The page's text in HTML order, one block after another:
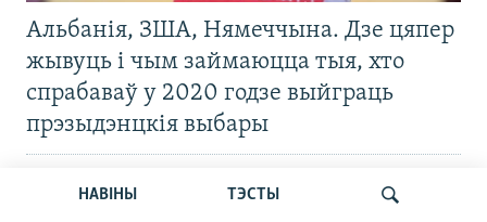
НАВІНЫ ТЭСТЫ
Альбанія, ЗША, Нямеччына. Дзе цяпер
жывуць і чым займаюцца тыя, хто
спрабаваў у 2020 годзе выйграць
прэзыдэнцкія выбары